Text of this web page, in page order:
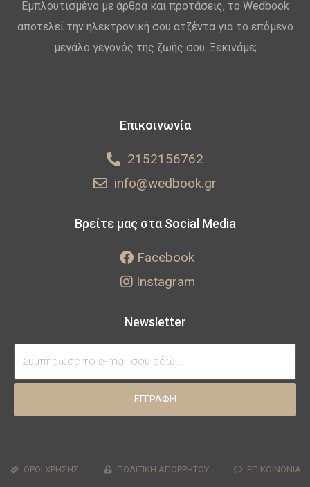
Εμπλουτισμένο με άρθρα και προτάσεις, το Wedbook
αποτελεί την ηλεκτρονική σου ατζέντα για το επόμενο
μεγάλο γεγονός της ζωής σου. Ξεκινάμε;
Επικοινωνία
2152156762
info@wedbook.gr
Βρείτε μας στα Social Media
Facebook
Instagram
Newsletter
ΕΓΓΡΑΦΗ
ΟΡΟΙ ΧΡΗΣΗΣ ΠΟΛΙΤΙΚΗ ΑΠΟΡΡΗΤΟΥ ΕΠΙΚΟΙΝΩΝΙΑ